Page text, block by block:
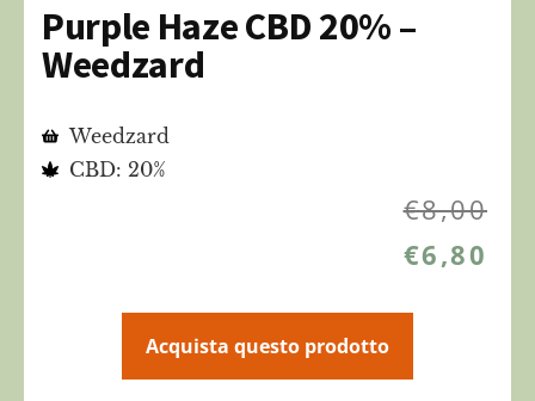
Purple Haze CBD 20% –
Weedzard
Weedzard
CBD: 20%
€8,00
€6,80
Acquista questo prodotto